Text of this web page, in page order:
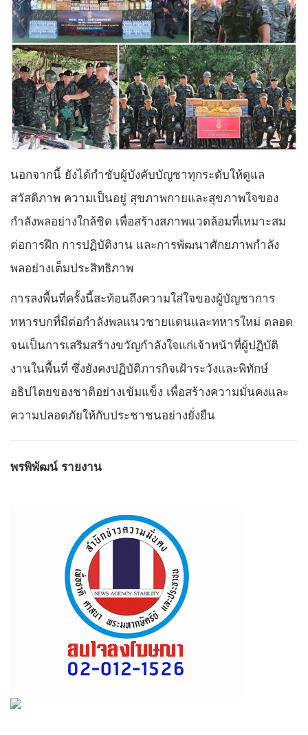
นอกจากนี้ ยังได้กำชับผู้บังคับบัญชาทุกระดับให้ดูแล
สวัสดิภาพ ความเป็นอยู่ สุขภาพกายและสุขภาพใจของ
กำลังพลอย่างใกล้ชิด เพื่อสร้างสภาพแวดล้อมที่เหมาะสม
ต่อการฝึก การปฏิบัติงาน และการพัฒนาศักยภาพกำลัง
พลอย่างเต็มประสิทธิภาพ
การลงพื้นที่ครั้งนี้สะท้อนถึงความใส่ใจของผู้บัญชาการ
ทหารบกที่มีต่อกำลังพลแนวชายแดนและทหารใหม่ ตลอด
จนเป็นการเสริมสร้างขวัญกำลังใจแก่เจ้าหน้าที่ผู้ปฏิบัติ
งานในพื้นที่ ซึ่งยังคงปฏิบัติภารกิจเฝ้าระวังและพิทักษ์
อธิปไตยของชาติอย่างเข้มแข็ง เพื่อสร้างความมั่นคงและ
ความปลอดภัยให้กับประชาชนอย่างยั่งยืน
พรพิพัฒน์ รายงาน